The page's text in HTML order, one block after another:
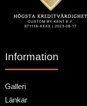
Information
Galleri
Länkar